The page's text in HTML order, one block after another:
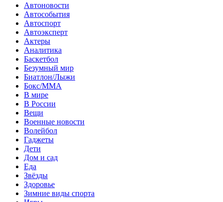
Автоновости
Автособытия
Автоспорт
Автоэксперт
Актеры
Аналитика
Баскетбол
Безумный мир
Биатлон/Лыжи
Бокс/MMA
В мире
В России
Вещи
Военные новости
Волейбол
Гаджеты
Дети
Дом и сад
Еда
Звёзды
Здоровье
Зимние виды спорта